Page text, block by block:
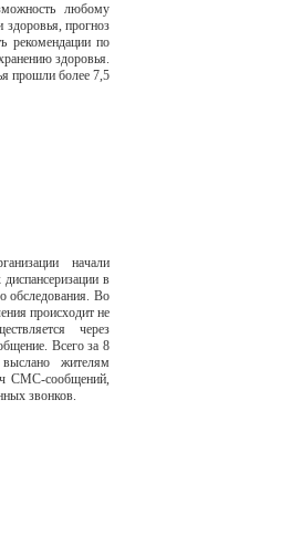
любому
здоровья, прогноз
рекомендации по
здоровья.
прошли более 7,5
начали
в
обследования. Во
происходит не
через
Всего за 8
жителям
СМС-сообщений,
звонков.